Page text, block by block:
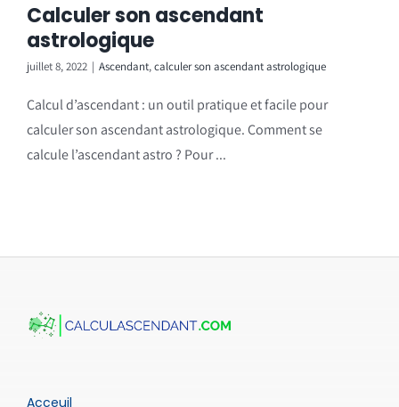
Calculer son ascendant
astrologique
juillet 8, 2022 | Ascendant,calculer son ascendant astrologique
Calcul d’ascendant : un outil pratique et facile pour
calculer son ascendant astrologique. Comment se
calcule l’ascendant astro ? Pour ...
Acceuil